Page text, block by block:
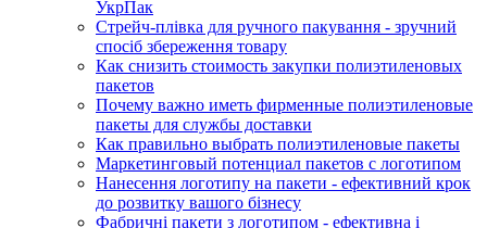
УкрПак
Стрейч-плівка для ручного пакування - зручний
спосіб збереження товару
Как снизить стоимость закупки полиэтиленовых
пакетов
Почему важно иметь фирменные полиэтиленовые
пакеты для службы доставки
Как правильно выбрать полиэтиленовые пакеты
Маркетинговый потенциал пакетов с логотипом
Нанесення логотипу на пакети - ефективний крок
до розвитку вашого бізнесу
Фабричні пакети з логотипом - ефективна і